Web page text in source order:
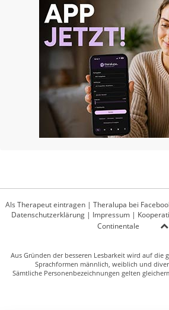
Als Therapeut eintragen | Theralupa bei
Datenschutzerklärung| Impressum|
Continentale
Aus Gründen der besseren Lesbarkeit wird auf die
Sprachformen männlich, weiblich und
Sämtliche Personenbezeichnungen gelten